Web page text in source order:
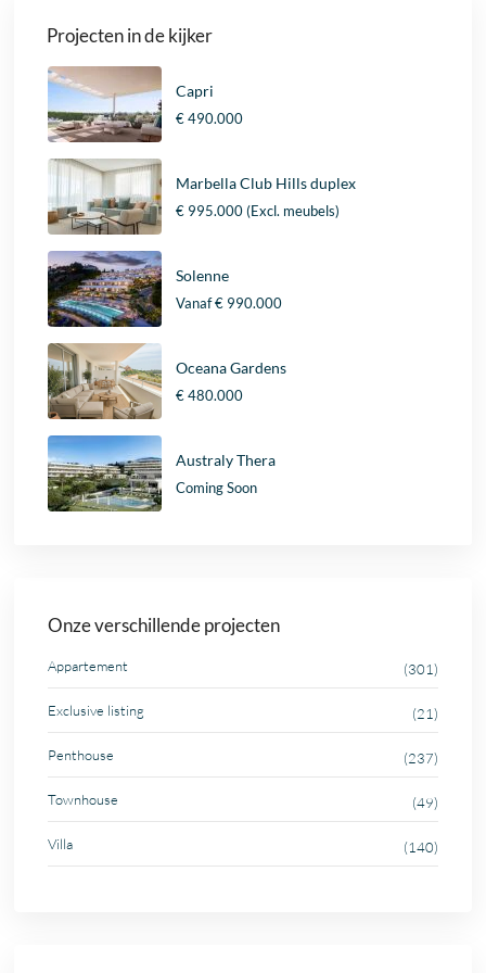
Projecten in de kijker
Capri
€ 490.000
Marbella Club Hills duplex
€ 995.000(Excl. meubels)
Solenne
Vanaf€ 990.000
Oceana Gardens
€ 480.000
Australy Thera
Coming Soon
Onze verschillende projecten
Appartement (301)
Exclusive listing (21)
Penthouse (237)
Townhouse (49)
Villa (140)